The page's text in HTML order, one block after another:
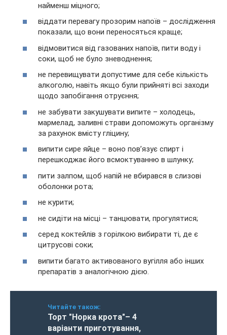
найменш міцного;
віддати перевагу прозорим напоїв – дослідження
показали, що вони переносяться краще;
відмовитися від газованих напоїв, пити воду і
соки, щоб не було зневоднення;
не перевищувати допустиме для себе кількість
алкоголю, навіть якщо були прийняті всі заходи
щодо запобігання отруєння;
не забувати закушувати випите – холодець,
мармелад, заливні страви допоможуть організму
за рахунок вмісту гліцину;
випити сире яйце – воно пов’язує спирт і
перешкоджає його всмоктуванню в шлунку;
пити залпом, щоб напій не вбирався в слизові
оболонки рота;
не курити;
не сидіти на місці – танцювати, прогулятися;
серед коктейлів з горілкою вибирати ті, де є
цитрусові соки;
випити багато активованого вугілля або інших
препаратів з аналогічною дією.
Читайте також:
Торт "Норка крота"– 4
варіанти приготування,